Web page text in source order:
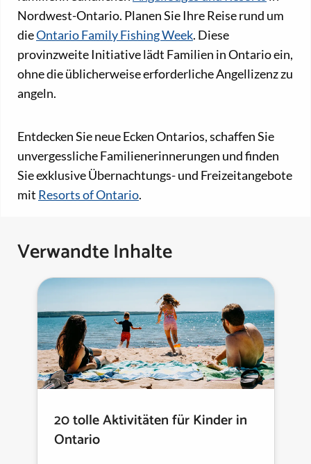
Nordwest-Ontario. Planen Sie Ihre Reise rund um
dieOntario Family Fishing Week. Diese
provinzweite Initiative lädt Familien in Ontario ein,
ohne die üblicherweise erforderliche Angellizenz zu
angeln.
Entdecken Sie neue Ecken Ontarios, schaffen Sie
unvergessliche Familienerinnerungen und finden
Sie exklusive Übernachtungs- und Freizeitangebote
mit Resorts of Ontario.
Verwandte Inhalte
20 tolle Aktivitäten für Kinder in
Ontario